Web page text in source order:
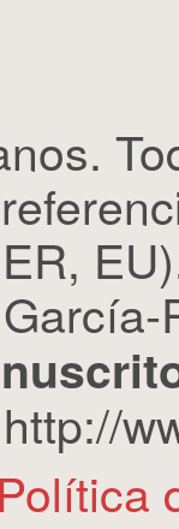
http://
Política